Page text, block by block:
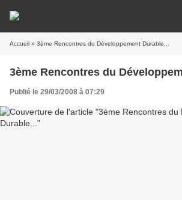
Accueil » 3ème Rencontres du Développement Durable...
3ème Rencontres du
Publié le 29/03/2008 à 07:29